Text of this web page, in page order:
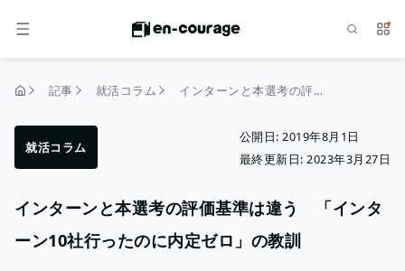
メニュー サ
記事 就活コラム インターンと本選考の評価基準は違う 「インターン10社行ったのに内定ゼロ」の教訓
就活コラム
公開日: 2019年8月1日
最終更新日: 2023年3月27日
インターンと本選考の評価基準は違う 「インタ
ーン10社行ったのに内定ゼロ」の教訓